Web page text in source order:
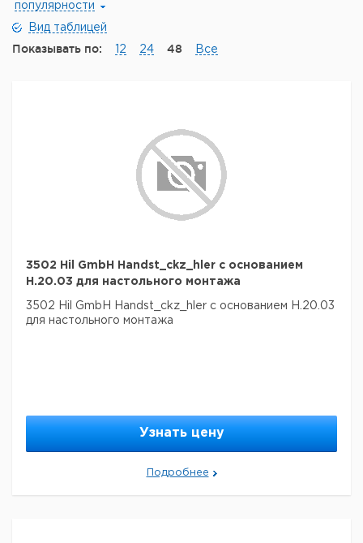
популярности
Вид таблицей
Показывать по: 12 24 48 Все
3502 Hil GmbH Handst_ckz_hler с основанием
H.20.03 для настольного монтажа
3502 Hil GmbH Handst_ckz_hler с основанием H.20.03
для настольного монтажа
Узнать цену
Подробнее